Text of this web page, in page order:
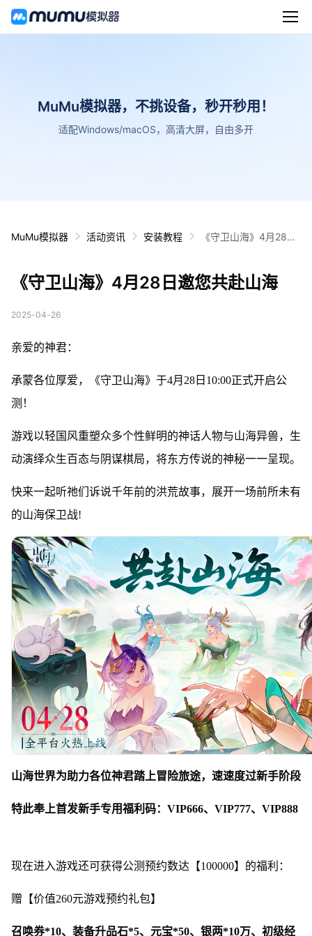
MuMu模拟器，不挑设备，秒开秒用！
适配Windows/macOS，高清大屏，自由多开
MuMu模拟器 活动资讯 安装教程
《守卫山海》4月28日
《守卫山海》4月28日邀您共赴山海
2025-04-26
亲爱的神君：
承蒙各位厚爱，《守卫山海》于4月28日10:00正式开启公
测！
游戏以轻国风重塑众多个性鲜明的神话人物与山海异兽，生
动演绎众生百态与阴谋棋局，将东方传说的神秘一一呈现。
快来一起听祂们诉说千年前的洪荒故事，展开一场前所未有
的山海保卫战!
山海世界为助力各位神君踏上冒险旅途，速速度过新手阶段
特此奉上首发新手专用福利码：VIP666、VIP777、VIP888
现在进入游戏还可获得公测预约数达【100000】的福利：
赠【价值260元游戏预约礼包】
召唤券*10、装备升品石*5、元宝*50、银两*10万、初级经